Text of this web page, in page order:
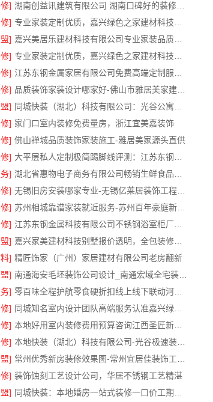
]
]
]
]
]
]
]
] 家门口室内装修免费量房，浙江宜美嘉装饰
] 佛山禅城品质装饰家装施工-雅居美家源头直供
]
]
]
]
]
]
] 精匠饰家（广州）家居建材有限公司老房翻新
]
]
]
]
]
]
] 装饰蚀刻工艺设计公司，华居不锈钢工艺精湛
]